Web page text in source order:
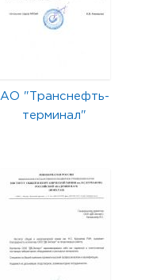
АО "Транснефть-
терминал"